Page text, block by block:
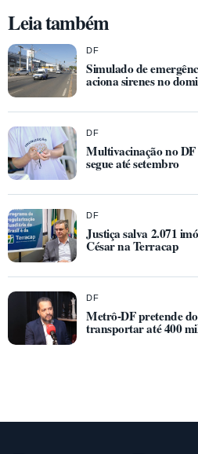
Leia também
DF
Simulado de
aciona sirenes no
DF
Multivacinação no DF
segue até setembro
DF
Justiça salva 2.071
César na Terracap
DF
Metrô-DF pretende
transportar até 400